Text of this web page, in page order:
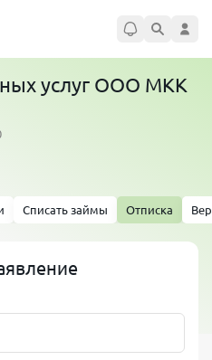
услуг ООО МКК
Списать займы Отписка